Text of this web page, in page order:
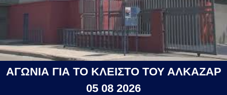
ΑΓΩΝΙΑ ΓΙΑ ΤΟ ΚΛΕΙΣΤΟ ΤΟΥ ΑΛΚΑΖΑΡ
05 08 2026